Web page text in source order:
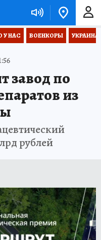
У НАС ВОЕНКОРЫ
завод по
из
рублей